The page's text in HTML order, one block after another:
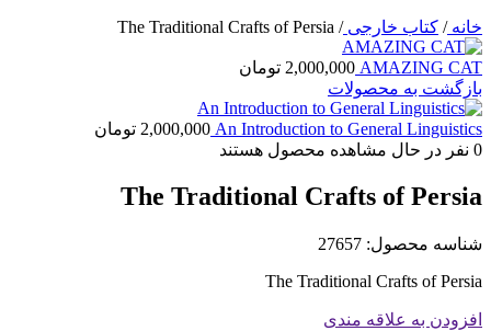
خانه/ کتاب خارجی/
The Traditional Crafts of Persia
AMAZING CAT
2,000,000 تومان
بازگشت به محصولات
An Introduction to General Linguistics
2,000,000 تومان
0 نفر در حال مشاهده محصول هستند
The Traditional Crafts of Persia
شناسه محصول: 27657
The Traditional Crafts of Persia
افزودن به علاقه مندی